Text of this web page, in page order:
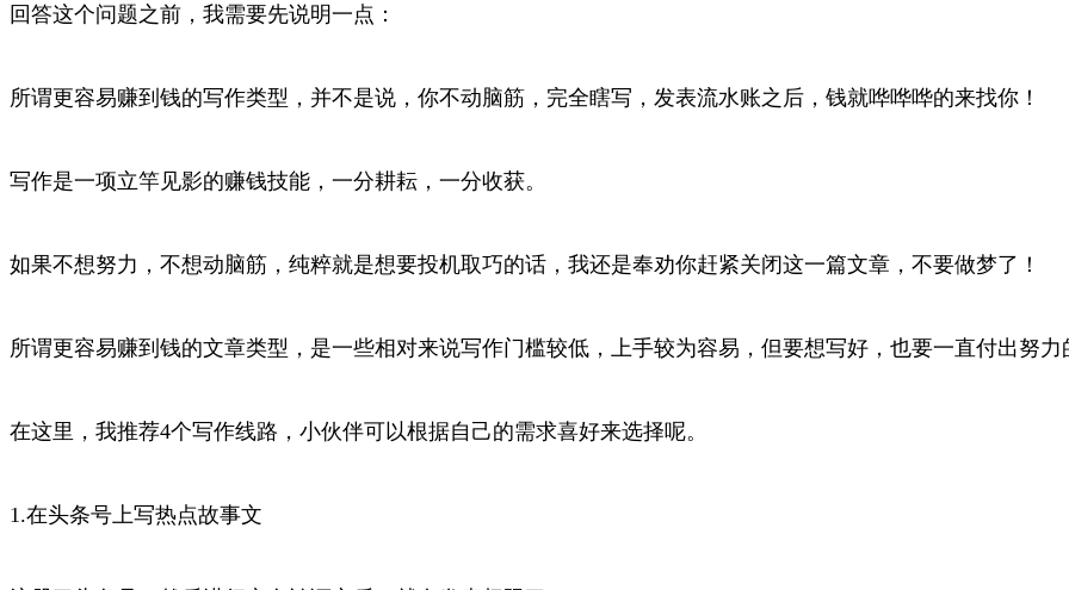
回答这个问题之前，我需要先说明一点：
所谓更容易赚到钱的写作类型，并不是说，你不动脑筋，完全瞎写，发表流水账之后，钱就哗哗哗的来找你！
写作是一项立竿见影的赚钱技能，一分耕耘，一分收获。
如果不想努力，不想动脑筋，纯粹就是想要投机取巧的话，我还是奉劝你赶紧关闭这一篇文章，不要做梦了！
所谓更容易赚到钱的文章类型，是一些相对来说写作门槛较低，上手较为容易，但要想写好，也要一直付出努力
在这里，我推荐4个写作线路，小伙伴可以根据自己的需求喜好来选择呢。
1.在头条号上写热点故事文